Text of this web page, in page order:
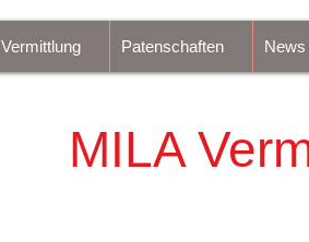
Vermittlung Patenschaften News
MILA